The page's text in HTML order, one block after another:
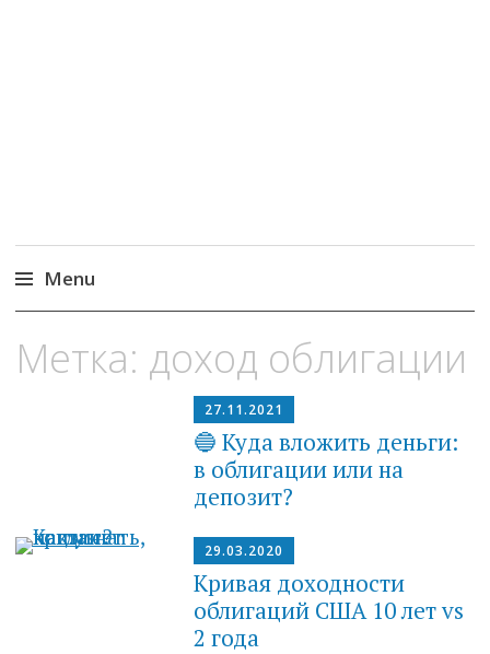
Menu
to
Метка: доход облигации
27.11.2021
🔵 Куда вложить деньги:
в облигации или на
депозит?
29.03.2020
Кривая доходности
облигаций США 10 лет vs
2 года